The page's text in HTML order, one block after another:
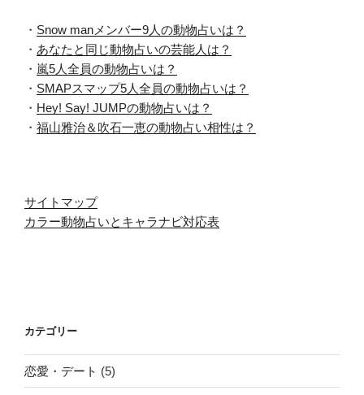
・ Snow manメンバー9人の動物占いは？
・ あなたと同じ動物占いの芸能人は？
・ 嵐5人全員の動物占いは？
・ SMAPスマップ5人全員の動物占いは？
・ Hey! Say! JUMPの動物占いは？
・ 福山雅治＆吹石一恵の動物占い相性は？
サイトマップ
カラー動物占いとキャラナビ対応表
カテゴリー
恋愛・デート (5)